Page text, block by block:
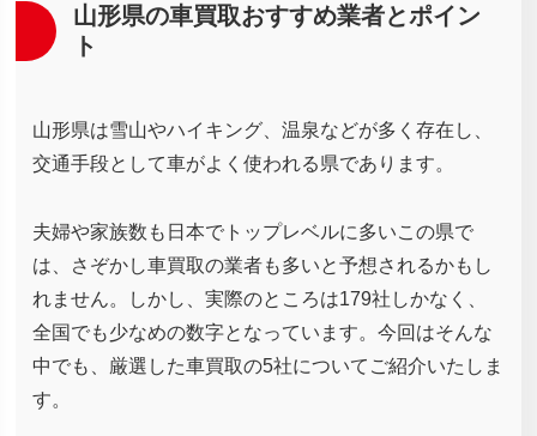
山形県の車買取おすすめ業者とポイン
ト
山形県は雪山やハイキング、温泉などが多く存在し、
交通手段として車がよく使われる県であります。
夫婦や家族数も日本でトップレベルに多いこの県で
は、さぞかし車買取の業者も多いと予想されるかもし
れません。しかし、実際のところは179社しかなく、
全国でも少なめの数字となっています。今回はそんな
中でも、厳選した車買取の5社についてご紹介いたしま
す。